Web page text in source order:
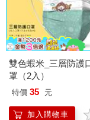
雙色蝦米_三層防護
罩（2入）
特價 35 元
加入購物車